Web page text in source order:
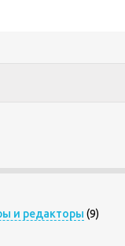
и редакторы (9)